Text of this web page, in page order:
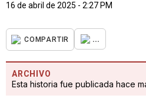
16 de abril de 2025 - 2:27 PM
COMPARTIR ...
ARCHIVO
Esta historia fue publicada hace